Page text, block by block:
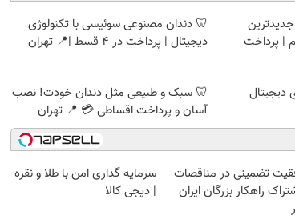
| پرداخت
🦷 دندان مصنوعی سوئیسی با تکنولوژی
دیجیتال | پرداخت در 4 قسط |📍 تهران
دیجیتال
🦷 سبک و طبیعی مثل دندان خودت! نصب
آسان و پرداخت اقساطی 💳 📍 تهران
تضمینی در مناقصات
راهکار بزرگان ایران
سرمایه گذاری امن با طلا و نقره
| دیجی کالا